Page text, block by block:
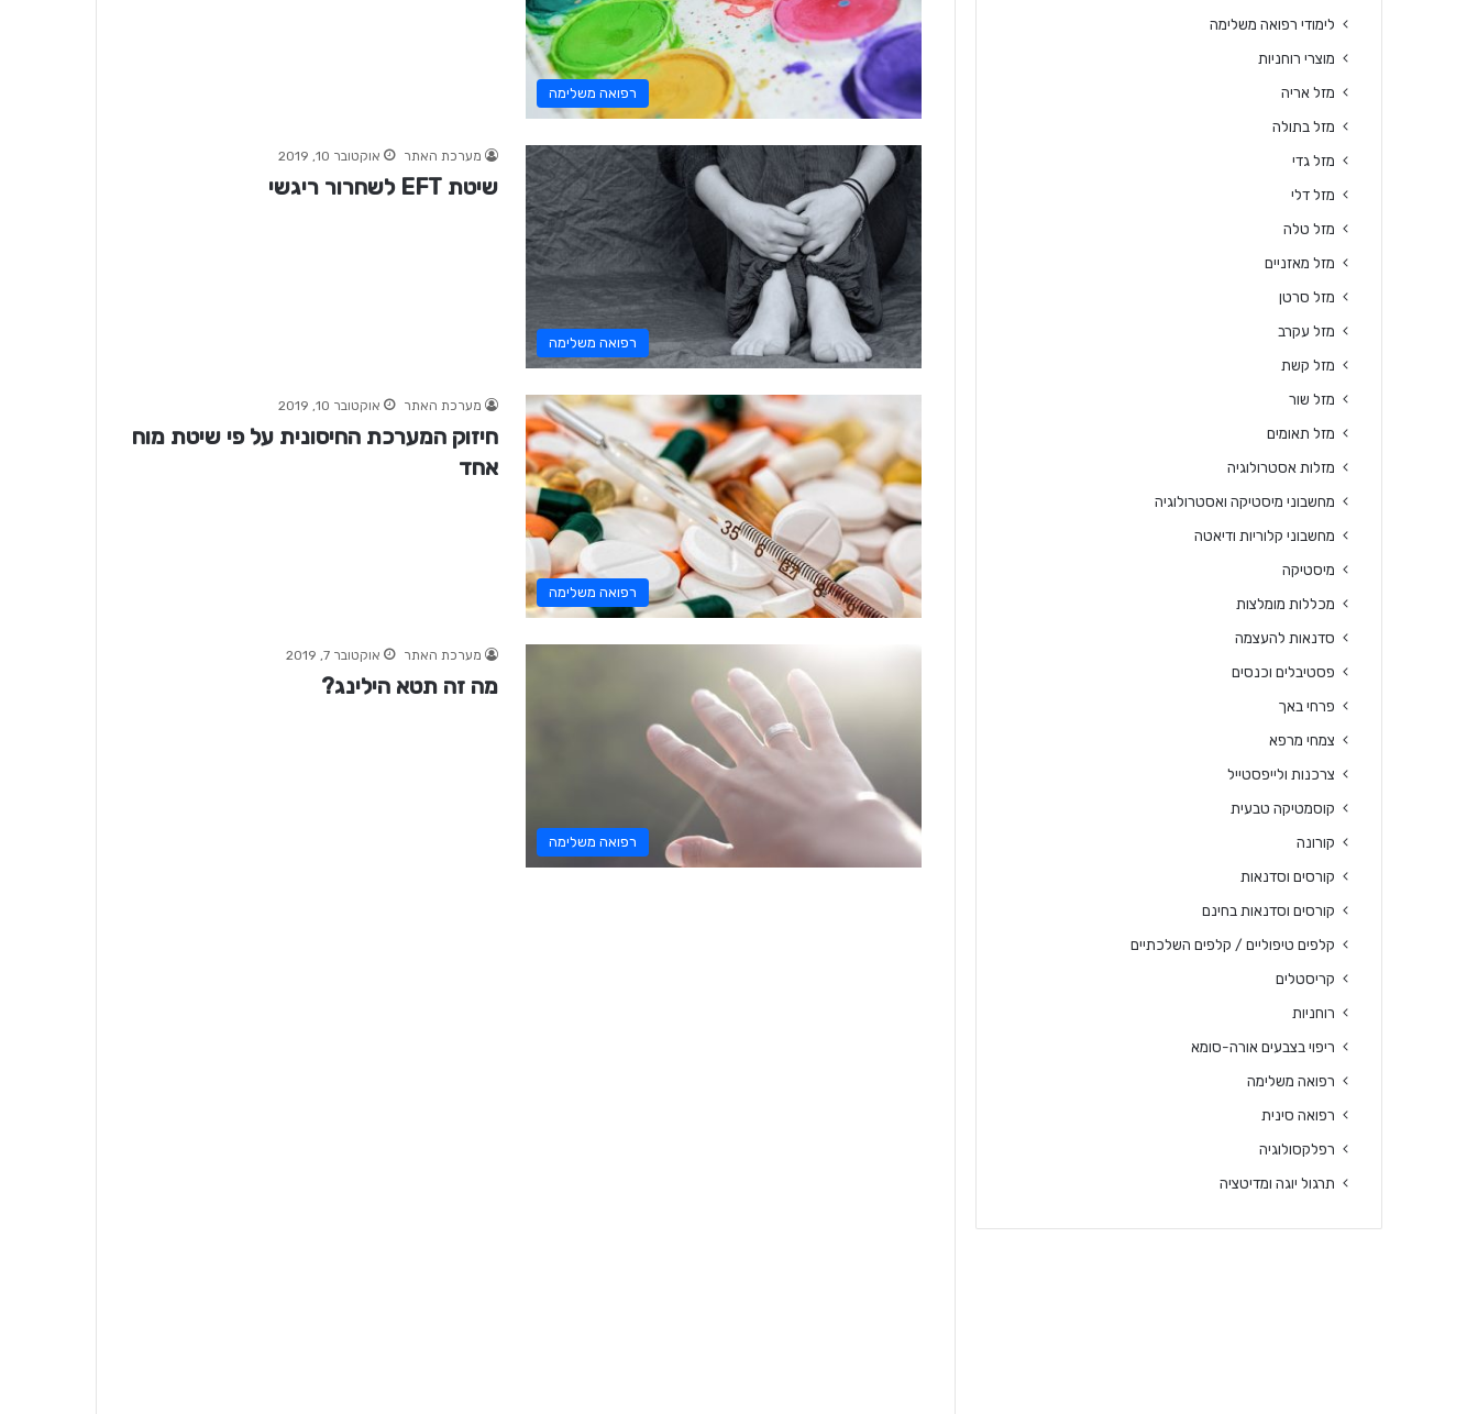
רפואה משלימה
רפואה משלימה
מערכת האתר אוקטובר 10, 2019
שיטת EFT לשחרור ריגשי
רפואה משלימה
מערכת האתר אוקטובר 10, 2019
חיזוק המערכת החיסונית על פי שיטת מוח
אחד
רפואה משלימה
מערכת האתר אוקטובר 7, 2019
מה זה תטא הילינג?
לימודי רפואה משלימה
מוצרי רוחניות
מזל אריה
מזל בתולה
מזל גדי
מזל דלי
מזל טלה
מזל מאזניים
מזל סרטן
מזל עקרב
מזל קשת
מזל שור
מזל תאומים
מזלות אסטרולוגיה
מחשבוני מיסטיקה ואסטרולוגיה
מחשבוני קלוריות ודיאטה
מיסטיקה
מכללות מומלצות
סדנאות להעצמה
פסטיבלים וכנסים
פרחי באך
צמחי מרפא
צרכנות ולייפסטייל
קוסמטיקה טבעית
קורונה
קורסים וסדנאות
קורסים וסדנאות בחינם
קלפים טיפוליים / קלפים השלכתיים
קריסטלים
רוחניות
ריפוי בצבעים אורה-סומא
רפואה משלימה
רפואה סינית
רפלקסולוגיה
תרגול יוגה ומדיטציה